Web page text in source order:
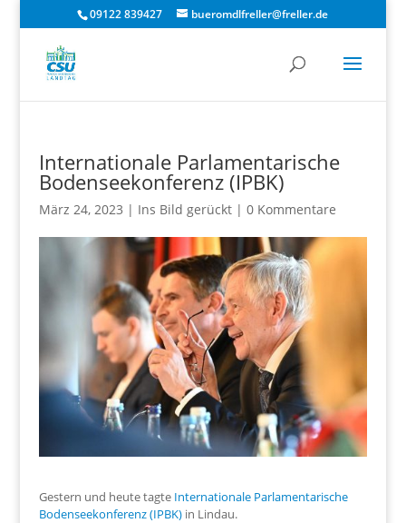
09122 839427 bueromdlfreller@freller.de
Internationale Parlamentarische
Bodenseekonferenz (IPBK)
März 24, 2023 | Ins Bild gerückt| 0 Kommentare
Gestern und heute tagte Internationale Parlamentarische
Bodenseekonferenz (IPBK)in Lindau.